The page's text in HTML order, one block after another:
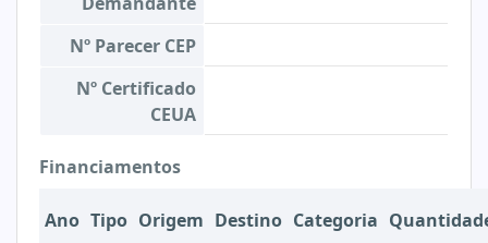
Nº Parecer CEP
Nº Certificado
CEUA
Financiamentos
Ano Tipo Origem Destino Categoria